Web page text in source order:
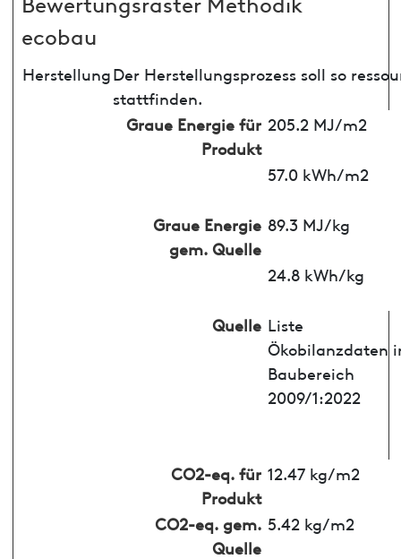
ecobau
HerstellungDer Herstellungsprozess soll so
stattfinden.
Graue Energie für
Produkt
205.2 MJ/m2
57.0 kWh/m2
Graue Energie
gem. Quelle
89.3 MJ/kg
24.8 kWh/kg
Quelle Liste
Ökobilanzdaten
Baubereich
2009/1:2022
CO2-eq. für
Produkt
12.47 kg/m2
CO2-eq. gem.
Quelle
5.42 kg/m2